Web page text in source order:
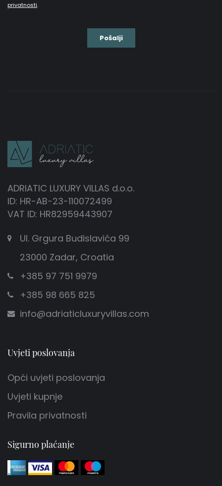
ADRIATIC LUXURY VILLAS d.o.o.
ID: HR-AB-23-110072499
VAT ID: HR82959443907
Ul. Grgura Budislavića 99
23000 Zadar, Croatia
+385 97 751 9979
+385 98 665 825
info@adriaticluxuryvillas.com
Uvjeti poslovanja
Opći uvjeti poslovanja
Uvjeti kupnje
Pravila privatnosti
Sigurno plaćanje